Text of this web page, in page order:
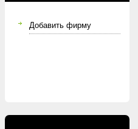
Добавить фирму